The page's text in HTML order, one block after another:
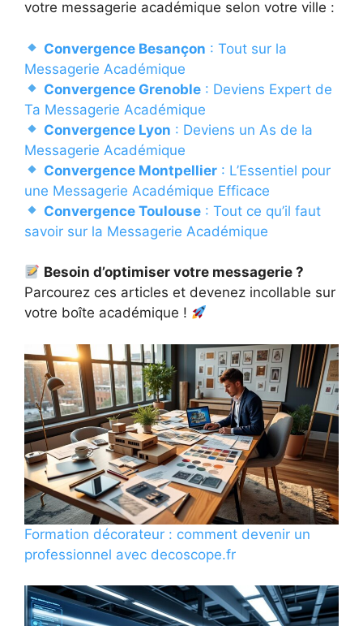
votre messagerie académique selon votre ville :
Convergence Besançon : Tout sur la
Messagerie Académique
Convergence Grenoble : Deviens Expert de
Ta Messagerie Académique
Convergence Lyon : Deviens un As de la
Messagerie Académique
Convergence Montpellier : L’Essentiel pour
une Messagerie Académique Efficace
Convergence Toulouse : Tout ce qu’il faut
savoir sur la Messagerie Académique
Besoin d’optimiser votre messagerie ?
Parcourez ces articles et devenez incollable sur
votre boîte académique !
Formation décorateur : comment devenir un
professionnel avec decoscope.fr